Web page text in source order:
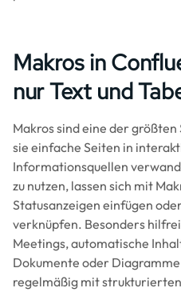
Makros in
nur Text und
Makros sind eine der
sie einfache Seiten in
Informationsquellen
zu nutzen, lassen sich mit
Statusanzeigen einfügen
verknüpfen. Besonders
Meetings, automatische
Dokumente oder
regelmäßig mit